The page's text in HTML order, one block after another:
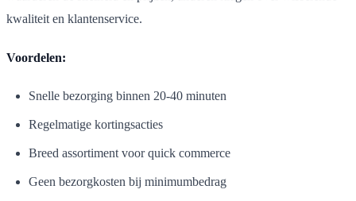
kwaliteit en klantenservice.
Voordelen:
Snelle bezorging binnen 20-40 minuten
Regelmatige kortingsacties
Breed assortiment voor quick commerce
Geen bezorgkosten bij minimumbedrag